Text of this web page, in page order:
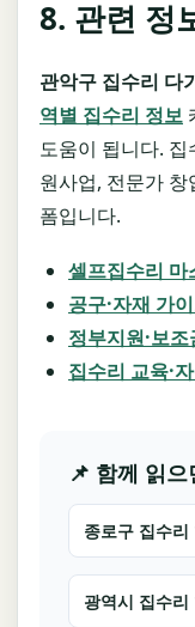
8. 관련 정
관악구 집수리 다
역별 집수리 정보
도움이 됩니다.
원사업, 전문가
폼입니다.
셀프집수리 마
공구·자재 가
정부지원·보조
집수리 교육·
📌 함께 읽
종로구 집수
광역시 집수리